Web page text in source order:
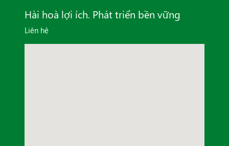
Hài hoà lợi ích. Phát triển bền vững
Liên hệ